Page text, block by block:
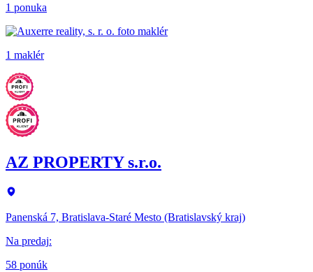
1 ponuka
1 maklér
AZ PROPERTY s.r.o.
Panenská 7, Bratislava-Staré Mesto (Bratislavský kraj)
Na predaj:
58 ponúk